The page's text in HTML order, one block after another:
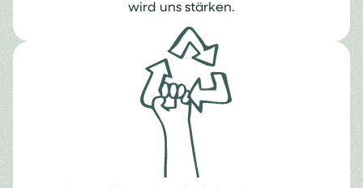
wird uns stärken.